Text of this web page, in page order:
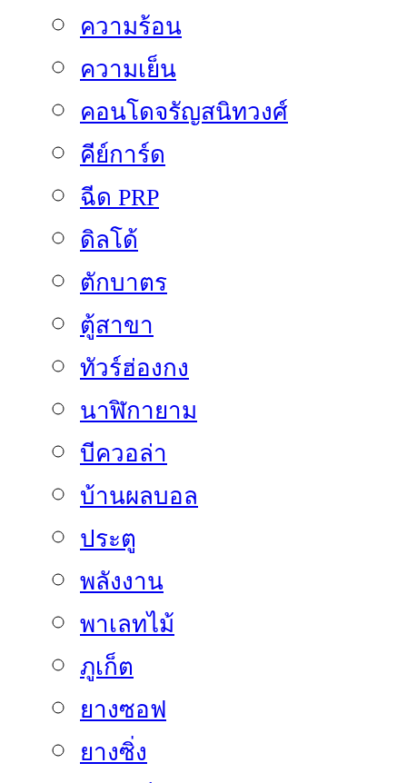
ความร้อน
ความเย็น
คอนโดจรัญสนิทวงศ์
คีย์การ์ด
ฉีด PRP
ดิลโด้
ตักบาตร
ตู้สาขา
ทัวร์ฮ่องกง
นาฬิกายาม
บีควอล่า
บ้านผลบอล
ประตู
พลังงาน
พาเลทไม้
ภูเก็ต
ยางซอฟ
ยางซิ่ง